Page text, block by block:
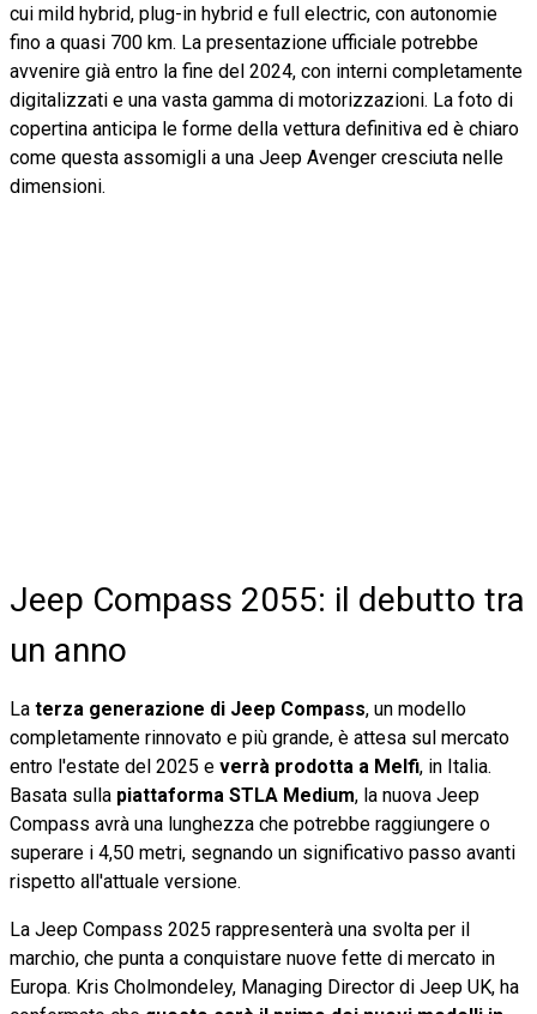
cui mild hybrid, plug-in hybrid e full electric, con autonomie
fino a quasi 700 km. La presentazione ufficiale potrebbe
avvenire già entro la fine del 2024, con interni completamente
digitalizzati e una vasta gamma di motorizzazioni. La foto di
copertina anticipa le forme della vettura definitiva ed è chiaro
come questa assomigli a una Jeep Avenger cresciuta nelle
dimensioni.
Jeep Compass 2055: il debutto tra
un anno
La terza generazione di Jeep Compass, un modello
completamente rinnovato e più grande, è attesa sul mercato
entro l'estate del 2025 e verrà prodotta a Melfi, in Italia.
Basata sulla piattaforma STLA Medium, la nuova Jeep
Compass avrà una lunghezza che potrebbe raggiungere o
superare i 4,50 metri, segnando un significativo passo avanti
rispetto all'attuale versione.
La Jeep Compass 2025 rappresenterà una svolta per il
marchio, che punta a conquistare nuove fette di mercato in
Europa. Kris Cholmondeley, Managing Director di Jeep UK, ha